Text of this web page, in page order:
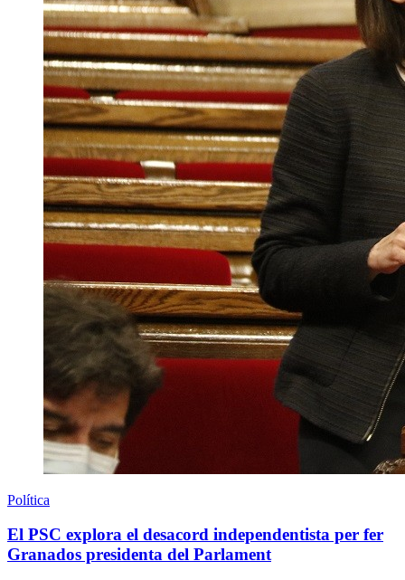
Política
El PSC explora el desacord independentista per fer
Granados presidenta del Parlament